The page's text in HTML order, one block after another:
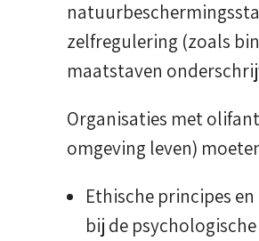
zelfregulering (zoals
maatstaven
Organisaties met
omgeving leven)
Ethische principes
bij de